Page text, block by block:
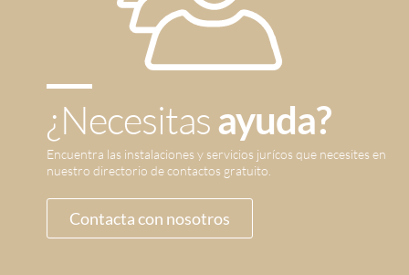
¿Necesitasayuda?
Encuentra las instalaciones y servicios jurícos que necesites en
nuestro directorio de contactos gratuito.
Contacta con nosotros